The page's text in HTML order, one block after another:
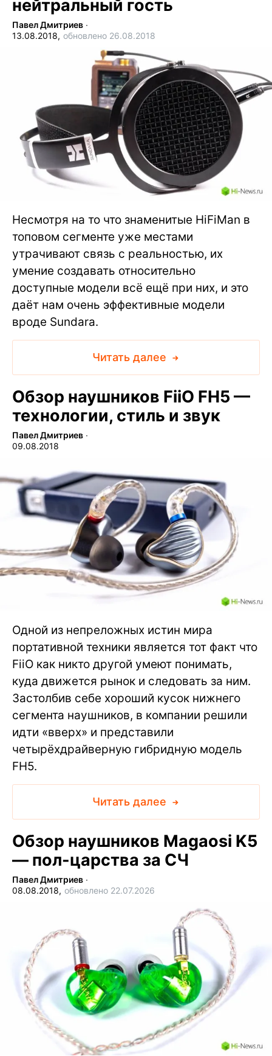
нейтральный гость
Павел Дмитриев ∙
13.08.2018, обновлено 26.08.2018
Несмотря на то что знаменитые HiFiMan в
топовом сегменте уже местами
утрачивают связь с реальностью, их
умение создавать относительно
доступные модели всё ещё при них, и это
даёт нам очень эффективные модели
вроде Sundara.
Читать далее
Обзор наушников FiiO FH5 —
технологии, стиль и звук
Павел Дмитриев ∙
09.08.2018
Одной из непреложных истин мира
портативной техники является тот факт что
FiiO как никто другой умеют понимать,
куда движется рынок и следовать за ним.
Застолбив себе хороший кусок нижнего
сегмента наушников, в компании решили
идти «вверх» и представили
четырёхдрайверную гибридную модель
FH5.
Читать далее
Обзор наушников Magaosi K5
— пол-царства за СЧ
Павел Дмитриев ∙
08.08.2018, обновлено 22.07.2026